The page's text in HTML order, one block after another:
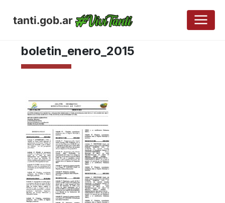
tanti.gob.ar
ABRIL 26, 2017
boletin_enero_2015